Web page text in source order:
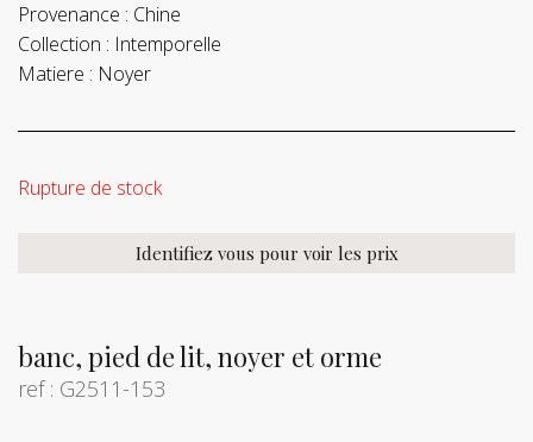
banc, pied de lit, noyer et orme
ref : G2511-153
Provenance : Chine
Collection : Intemporelle
Matiere : Noyer
Rupture de stock
Identifiez vous pour voir les prix